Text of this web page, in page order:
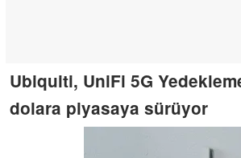
Ubiquiti, UniFi 5G
dolara piyasaya sürüyor